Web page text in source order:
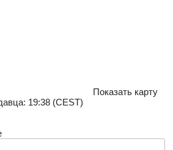
Показать карту
19:38 (CEST)